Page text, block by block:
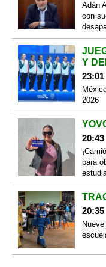
Adán
con
Y
23:01
2026
20:43
para
20:35